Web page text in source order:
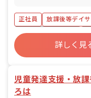
とができてい
していただきます。 ■具
※福祉サービ
なく業務が
に相談がで
利用児童の
各行事活動の
（AT社用車
正社員
放課後等デイ
ボーナス・賞与あり
福利厚生充実
残業少な
詳しく見
児童発達支援・放
ろは